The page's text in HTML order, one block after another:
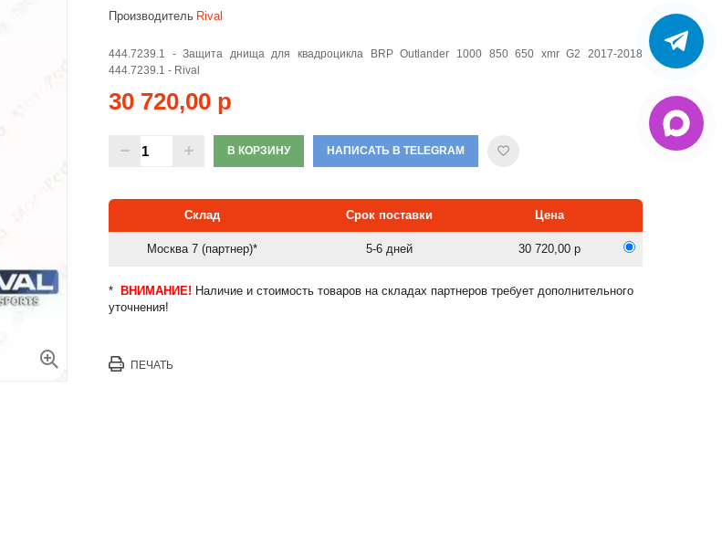
Производитель Rival
444.7239.1 - Защита днища для квадроцикла BRP Outlander 1000 850 650 xmr G2 2017-2018
444.7239.1 - Rival
30 720,00 р
В КОРЗИНУ НАПИСАТЬ В TELEGRAM
Склад Срок поставки Цена
Москва 7 (партнер)* 5-6 дней 30 720,00 р
* ВНИМАНИЕ! Наличие и стоимость товаров на складах партнеров требует дополнительного
уточнения!
ПЕЧАТЬ